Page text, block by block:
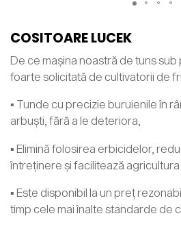
COSITOARE LUCEK
De ce mașina noastră de tuns sub
foarte solicitată de cultivatorii de
▪ Tunde cu precizie buruienile în
arbuști, fără a le deteriora,
▪ Elimină folosirea erbicidelor,
întreținere și facilitează
▪ Este disponibil la un preț
timp cele mai înalte standarde de